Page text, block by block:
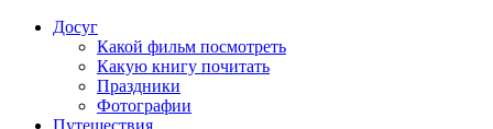
Досуг
Какой фильм посмотреть
Какую книгу почитать
Праздники
Фотографии
Путешествия